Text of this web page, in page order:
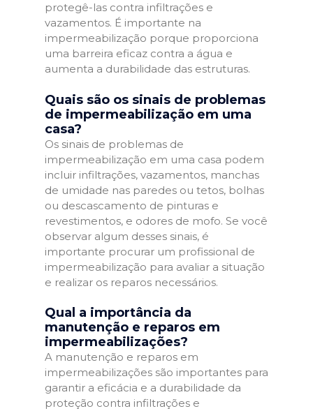
protegê-las contra infiltrações e
vazamentos. É importante na
impermeabilização porque proporciona
uma barreira eficaz contra a água e
aumenta a durabilidade das estruturas.
Quais são os sinais de problemas
de impermeabilização em uma
casa?
Os sinais de problemas de
impermeabilização em uma casa podem
incluir infiltrações, vazamentos, manchas
de umidade nas paredes ou tetos, bolhas
ou descascamento de pinturas e
revestimentos, e odores de mofo. Se você
observar algum desses sinais, é
importante procurar um profissional de
impermeabilização para avaliar a situação
e realizar os reparos necessários.
Qual a importância da
manutenção e reparos em
impermeabilizações?
A manutenção e reparos em
impermeabilizações são importantes para
garantir a eficácia e a durabilidade da
proteção contra infiltrações e